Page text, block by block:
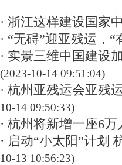
· 浙江这样建设国家
· “无碍”迎亚残运，
· 实景三维中国建设
(2023-10-14 09:51:04)
· 杭州亚残运会亚残
10-14 09:50:33)
· 杭州将新增一座6万
· 启动“小太阳”计划
10-13 10:56:23)